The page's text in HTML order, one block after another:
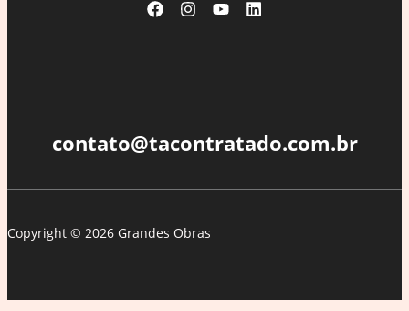
contato@tacontratado.com.br
Copyright © 2026 Grandes Obras